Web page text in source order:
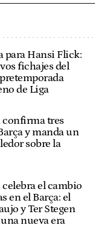
para Hansi Flick:
fichajes del
de Liga
tres
y manda un
sobre la
el cambio
en el Barça: el
y Ter Stegen
nueva era